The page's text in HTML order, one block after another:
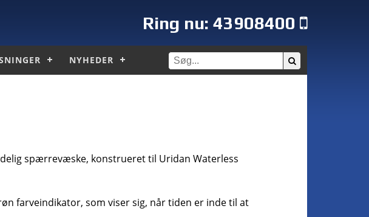
Ring nu: 43908400
NYHEDER
spærrevæske, konstrueret til Uridan Waterless
farveindikator, som viser sig, når tiden er inde til at